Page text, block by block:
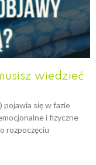
wiedzieć
pojawia się w fazie
i fizyczne
rozpoczęciu